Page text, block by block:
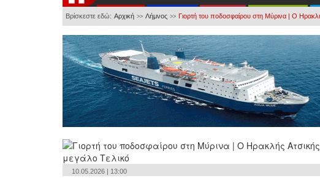
Βρίσκεστε εδώ: Αρχική >> Λήμνος >> Γιορτή του ποδοσφαίρου στη Μύρινα | Ο
10.05.2026 | 13:00